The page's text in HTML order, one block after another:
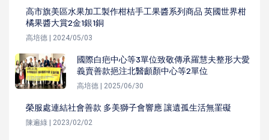
高市旗美區水果加工製作柑桔手工果醬系列商品 英國世界柑
橘果醬大賞2金1銀1銅
高培德 | 2024/05/03
國際白疤中心等3單位致敬傳承羅慧夫整形大愛
義賣善款挹注北醫顱顏中心等2單位
高培德 | 2025/06/30
榮服處連結社會善款 多美獅子會響應 讓遺孤生活無罣礙
陳遍綠 | 2023/02/02